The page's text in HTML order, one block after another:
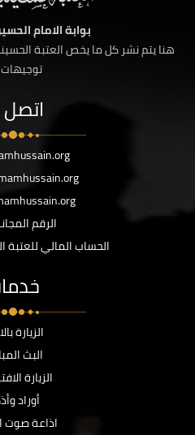
بوابة الامام
هنا يتم نشر كل ما يخص العتبة
اتصل
الرقم
الحساب المالي
الزيارة
البث
الزيارة
أوراد
اذاعة صوت